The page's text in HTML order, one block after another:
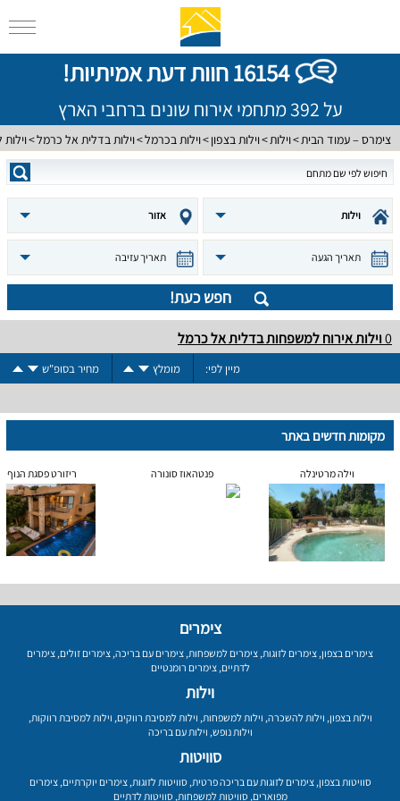
16154 חוות דעת אמיתיות!
על 392 מתחמי אירוח שונים ברחבי הארץ
צימרס – עמוד הבית וילות וילות בצפון וילות בכרמל וילות בדלית אל כרמל
וילות אזור
תאריך הגעה תאריך עזיבה
חפש כעת!
0וילות אירוח למשפחות בדלית אל כרמל
מיין לפי: מומלץ מחיר בסופ"ש
מקומות חדשים באתר
וילה מרטינלה פנטהאוז סונורה ריזורט פסגת הנוף
צימרים
צימרים בצפון, צימרים לזוגות, צימרים למשפחות, צימרים עם בריכה, צימרים זולים, צימרים
לדתיים,צימרים רומנטיים
וילות
וילות בצפון, וילות להשכרה, וילות למשפחות, וילות למסיבת רווקים, וילות למסיבת רווקות,
וילות נופש, וילות עם בריכה
סוויטות
סוויטות בצפון,צימרים לזוגות עם בריכה פרטית,סוויטות לזוגות,צימרים יוקרתיים,צימרים
מפוארים,סוויטות למשפחות,סוויטות לדתיים